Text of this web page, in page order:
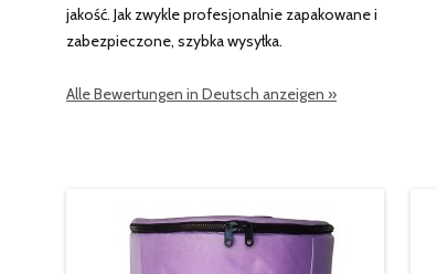
jakość. Jak zwykle profesjonalnie zapakowane i
zabezpieczone, szybka wysyłka.
Alle Bewertungen in Deutsch anzeigen »